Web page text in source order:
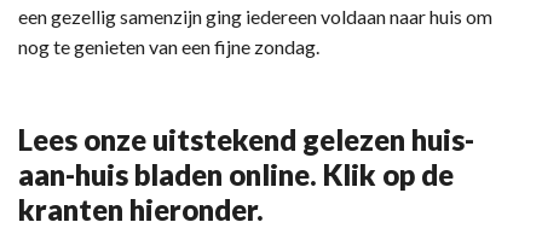
een gezellig samenzijn ging iedereen voldaan naar huis om
nog te genieten van een fijne zondag.
Lees onze uitstekend gelezen huis-
aan-huis bladen online. Klik op de
kranten hieronder.